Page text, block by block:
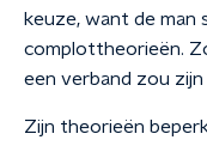
keuze, want de man
complottheorieën.
een verband zou
Zijn theorieën